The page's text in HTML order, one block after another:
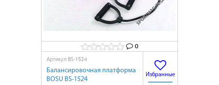
0
Артикул BS-1524
Балансировочная платформа
BOSU BS-1524
Избранные